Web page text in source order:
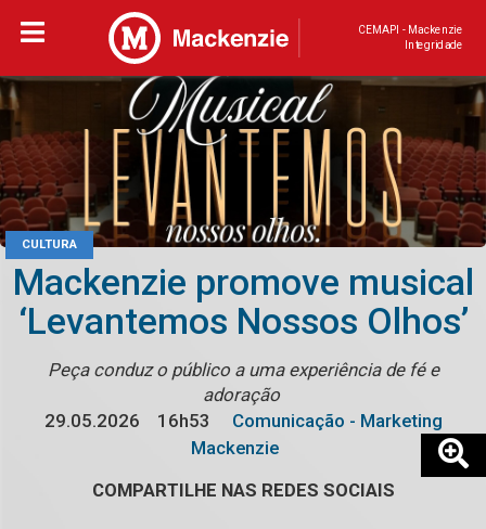
CEMAPI - Mackenzie
Integridade
CULTURA
Mackenzie promove musical
‘Levantemos Nossos Olhos’
Peça conduz o público a uma experiência de fé e
adoração
29.05.2026
16h53
Comunicação - Marketing
Mackenzie
COMPARTILHE NAS REDES SOCIAIS